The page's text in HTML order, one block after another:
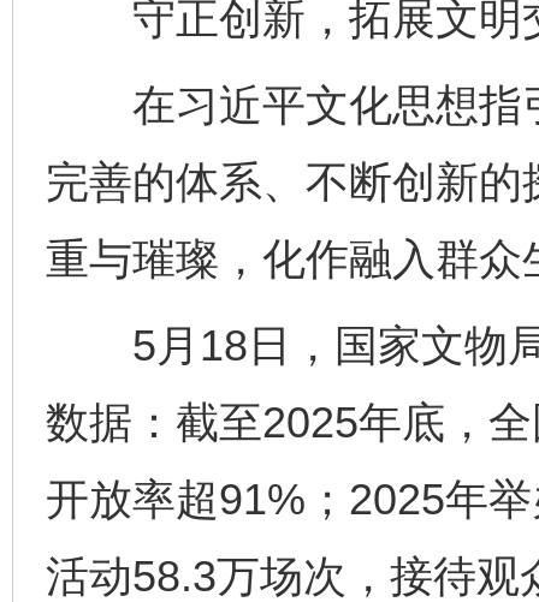
守正创新，拓展文明
在习近平文化思想指
完善的体系、不断创新
重与璀璨，化作融入群
5月18日，国家文物局
数据：截至2025年底，
开放率超91%；2025年
活动58.3万场次，接待观